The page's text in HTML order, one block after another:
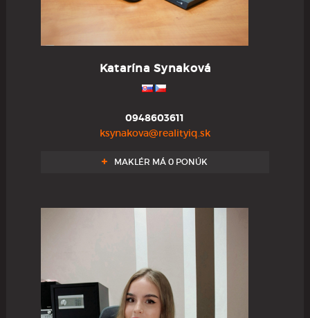
Katarína Synaková
0948603611
ksynakova@realityiq.sk
MAKLÉR MÁ 0 PONÚK